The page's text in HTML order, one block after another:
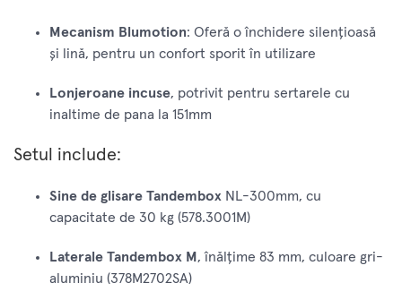
Mecanism Blumotion: Oferă o închidere silențioasă
și lină, pentru un confort sporit în utilizare
Lonjeroane incuse, potrivit pentru sertarele cu
inaltime de pana la 151mm
Setul include:
Sine de glisare Tandembox NL-300mm, cu
capacitate de 30 kg (578.3001M)
Laterale Tandembox M , înălțime 83 mm, culoare gri-
aluminiu (378M2702SA)